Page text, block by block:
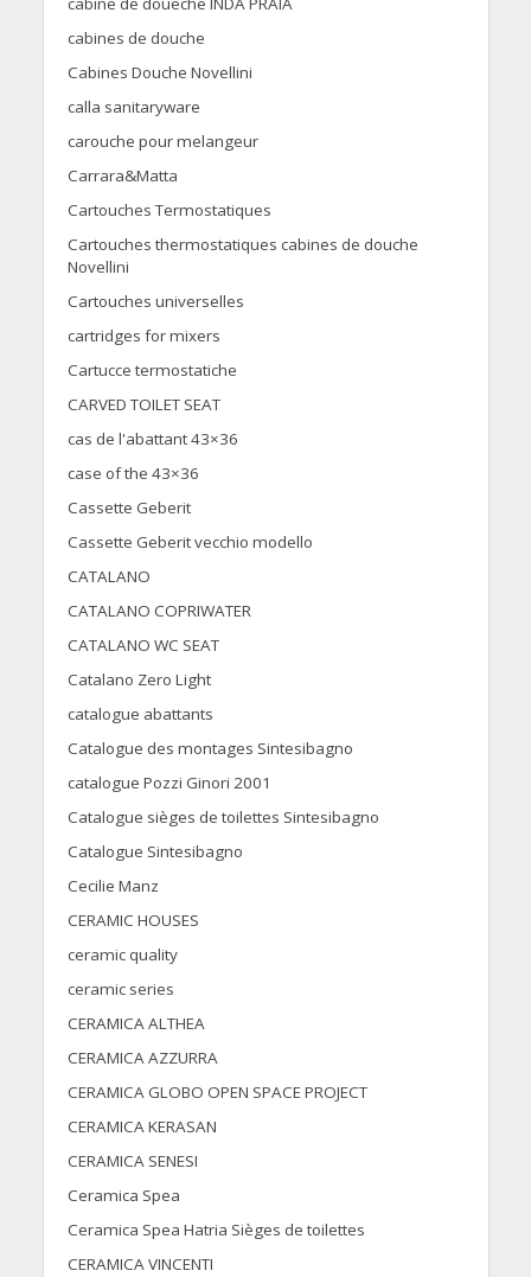
cabines de douche
Cabines Douche Novellini
calla sanitaryware
carouche pour melangeur
Carrara&Matta
Cartouches Termostatiques
Cartouches thermostatiques cabines de douche
Novellini
Cartouches universelles
cartridges for mixers
Cartucce termostatiche
CARVED TOILET SEAT
cas de l'abattant 43×36
case of the 43×36
Cassette Geberit
Cassette Geberit vecchio modello
CATALANO
CATALANO COPRIWATER
CATALANO WC SEAT
Catalano Zero Light
catalogue abattants
Catalogue des montages Sintesibagno
catalogue Pozzi Ginori 2001
Catalogue sièges de toilettes Sintesibagno
Catalogue Sintesibagno
Cecilie Manz
CERAMIC HOUSES
ceramic quality
ceramic series
CERAMICA ALTHEA
CERAMICA AZZURRA
CERAMICA GLOBO OPEN SPACE PROJECT
CERAMICA KERASAN
CERAMICA SENESI
Ceramica Spea
Ceramica Spea Hatria Sièges de toilettes
CERAMICA VINCENTI